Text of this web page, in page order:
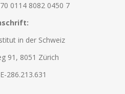
0114 8082 0450 7
in der Schweiz
91, 8051 Zürich
286.213.631